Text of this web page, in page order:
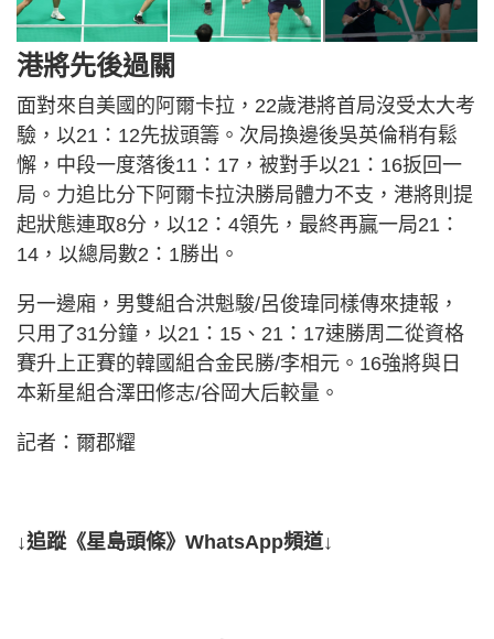
港將先後過關
面對來自美國的阿爾卡拉，22歲港將首局沒受太大考
驗，以21：12先拔頭籌。次局換邊後吳英倫稍有鬆
懈，中段一度落後11：17，被對手以21：16扳回一
局。力追比分下阿爾卡拉決勝局體力不支，港將則提
起狀態連取8分，以12：4領先，最終再贏一局21：
14，以總局數2：1勝出。
另一邊廂，男雙組合洪魁駿/呂俊瑋同樣傳來捷報，
只用了31分鐘，以21：15、21：17速勝周二從資格
賽升上正賽的韓國組合金民勝/李相元。16強將與日
本新星組合澤田修志/谷岡大后較量。
記者：爾郡耀
↓追蹤《星島頭條》WhatsApp頻道↓